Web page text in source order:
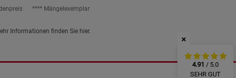
×
4.91 / 5.0
SEHR GUT
**** Mängelexemplar
Informationen finden Sie hier.